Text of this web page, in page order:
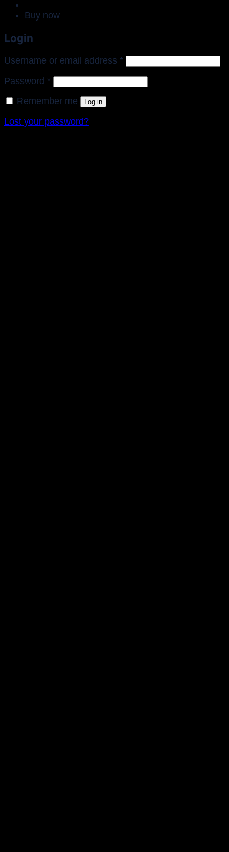
Buy now
Login
Username or email address *Required
Password *Required
Remember me Log in
Lost your password?